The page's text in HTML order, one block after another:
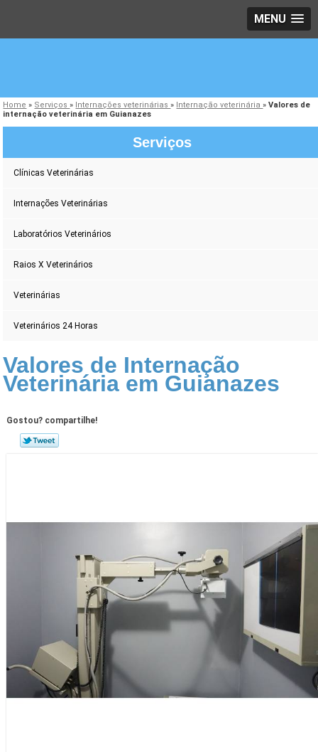
MENU
Home » Serviços» Internações veterinárias» Internação veterinária»Valores de
internação veterinária em Guianazes
Serviços
Clínicas Veterinárias
Internações Veterinárias
Laboratórios Veterinários
Raios X Veterinários
Veterinárias
Veterinários 24 Horas
Valores de Internação
Veterinária em Guianazes
Gostou? compartilhe!